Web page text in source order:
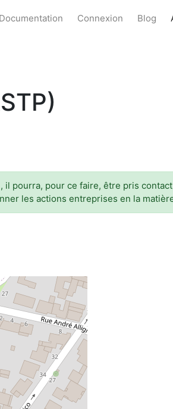
Documentation Connexion Blog
pourra, pour ce faire, être pris
les actions entreprises en la